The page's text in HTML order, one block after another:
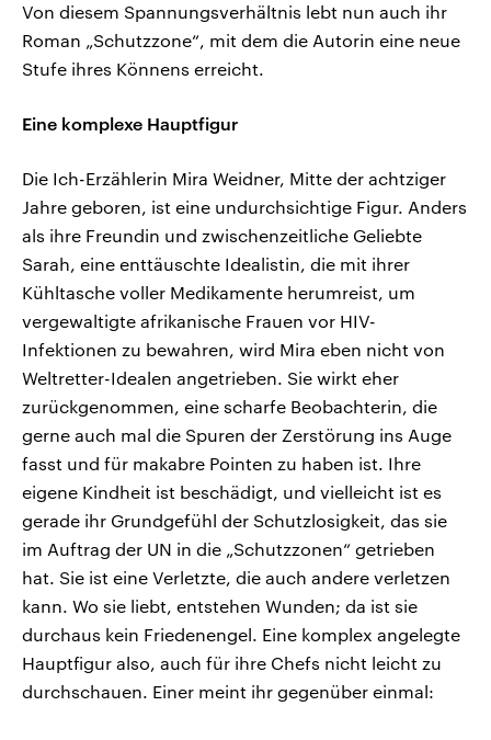
Von diesem Spannungsverhältnis lebt nun auch ihr
Roman „Schutzzone“, mit dem die Autorin eine neue
Stufe ihres Könnens erreicht.
Eine komplexe Hauptfigur
Die Ich-Erzählerin Mira Weidner, Mitte der achtziger
Jahre geboren, ist eine undurchsichtige Figur. Anders
als ihre Freundin und zwischenzeitliche Geliebte
Sarah, eine enttäuschte Idealistin, die mit ihrer
Kühltasche voller Medikamente herumreist, um
vergewaltigte afrikanische Frauen vor HIV-
Infektionen zu bewahren, wird Mira eben nicht von
Weltretter-Idealen angetrieben. Sie wirkt eher
zurückgenommen, eine scharfe Beobachterin, die
gerne auch mal die Spuren der Zerstörung ins Auge
fasst und für makabre Pointen zu haben ist. Ihre
eigene Kindheit ist beschädigt, und vielleicht ist es
gerade ihr Grundgefühl der Schutzlosigkeit, das sie
im Auftrag der UN in die „Schutzzonen“ getrieben
hat. Sie ist eine Verletzte, die auch andere verletzen
kann. Wo sie liebt, entstehen Wunden; da ist sie
durchaus kein Friedenengel. Eine komplex angelegte
Hauptfigur also, auch für ihre Chefs nicht leicht zu
durchschauen. Einer meint ihr gegenüber einmal: